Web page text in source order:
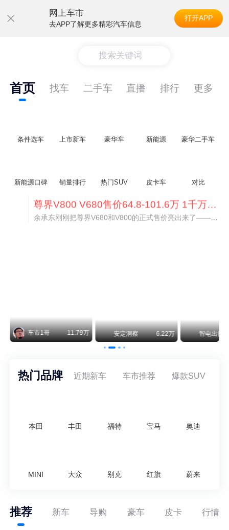
网上车市
去APP了解更多精彩汽车信息
打开APP
搜索关键词
首页 找车 二手车 直播 排行 更多
条件选车 上市新车 豪华车 新能源 豪华二手车
新能源口碑 销量排行 热门SUV 皮卡车 对比
通用CEO缺席签约 3年未踏足中国 释放反常信号
8月5日，上汽集团与通用汽车在上海完成上汽通用合资协议续约，合作周期一次性延长20年至2047年，这场关乎中美汽车标杆合资企业未来二十年走向的重磅签约仪式，备受全行业瞩目。
智电出行 8.54万 智电出行 8.18万 智电出行
热门品牌 近期新车 车市推荐 爆款SUV
本田 丰田 福特 宝马 奥迪
MINI 大众 别克 红旗 蔚来
推荐 新车 导购 豪车 皮卡 行情